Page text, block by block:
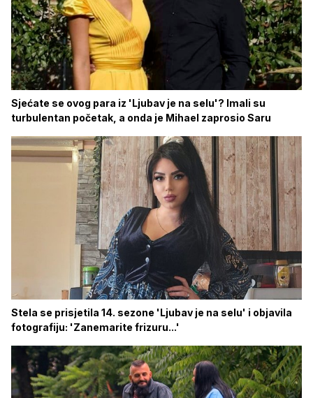
Sjećate se ovog para iz 'Ljubav je na selu'? Imali su
turbulentan početak, a onda je Mihael zaprosio Saru
Stela se prisjetila 14. sezone 'Ljubav je na selu' i objavila
fotografiju: 'Zanemarite frizuru...'